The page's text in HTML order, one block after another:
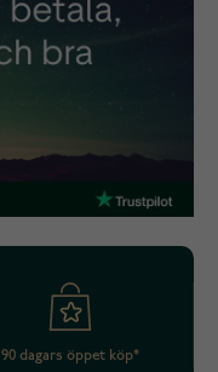
90 dagars öppet köp*